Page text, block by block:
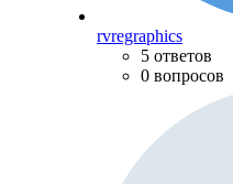
rvregraphics
5 ответов
0 вопросов